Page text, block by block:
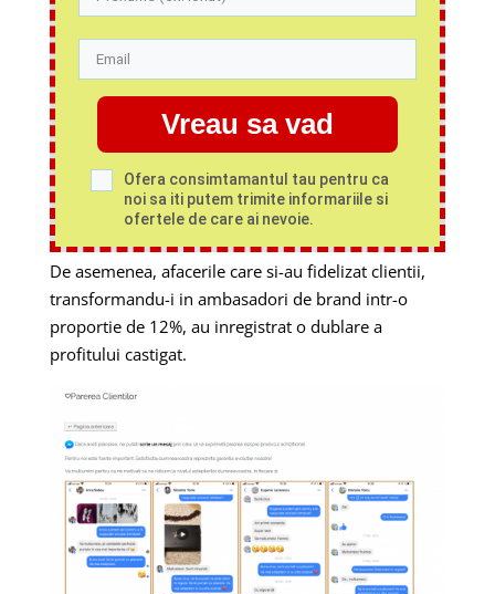
Vreau sa vad
Ofera consimtamantul tau pentru ca
noi sa iti putem trimite informariile si
ofertele de care ai nevoie.
De asemenea, afacerile care si-au fidelizat clientii,
transformandu-i in ambasadori de brand intr-o
proportie de 12%, au inregistrat o dublare a
profitului castigat.